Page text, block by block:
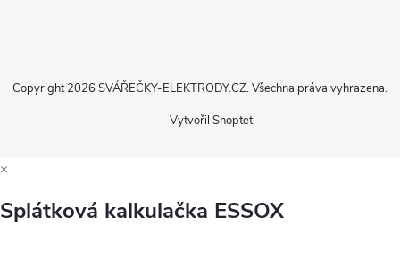
Vytvořil Shoptet
Copyright 2026 SVÁŘEČKY-ELEKTRODY.CZ. Všechna práva vyhrazena.
×
Splátková kalkulačka ESSOX